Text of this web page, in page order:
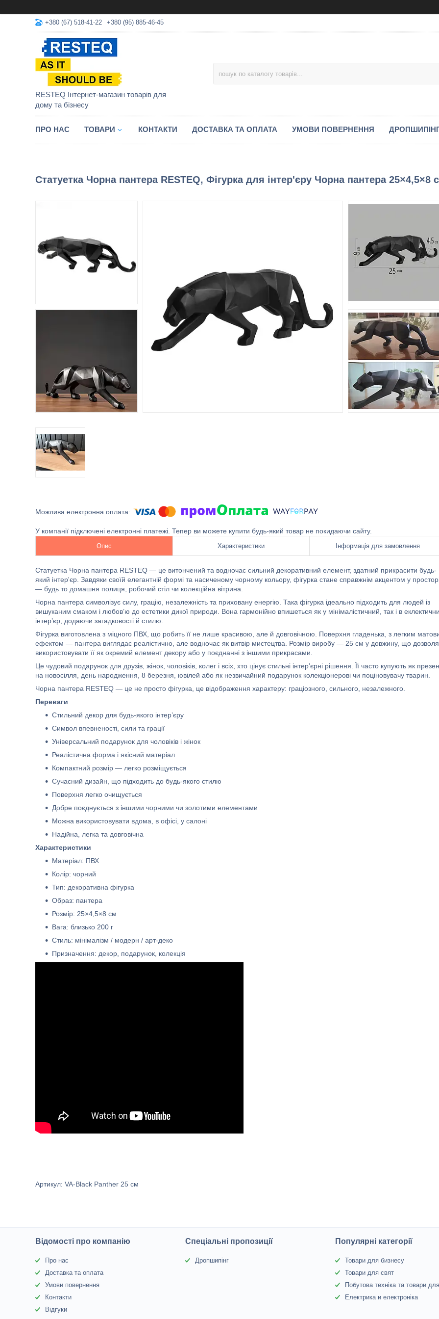
+380 (67) 518-41-22 +380 (95) 885-46-45
RESTEQ Інтернет-магазин товарів для
дому та бізнесу
ПРО НАС ТОВАРИ КОНТАКТИ ДОСТАВКА ТА ОПЛАТА УМОВИ ПОВЕРНЕННЯ
Статуетка Чорна пантера RESTEQ, Фігурка для інтер'єру Чорна пантера 25×4,5×8
У компанії підключені електронні платежі. Тепер ви можете купити будь-який товар не покидаючи сайту.
Опис Характеристики Інформація для замовлення
Статуетка Чорна пантера RESTEQ — це витончений та водночас сильний декоративний елемент, здатний прикрасити будь-
який інтер'єр. Завдяки своїй елегантній формі та насиченому чорному кольору, фігурка стане справжнім акцентом у
— будь то домашня полиця, робочий стіл чи колекційна вітрина.
Чорна пантера символізує силу, грацію, незалежність та приховану енергію. Така фігурка ідеально підходить для людей із
вишуканим смаком і любов’ю до естетики дикої природи. Вона гармонійно впишеться як у мінімалістичний, так і в
інтер’єр, додаючи загадковості й стилю.
Фігурка виготовлена з міцного ПВХ, що робить її не лише красивою, але й довговічною. Поверхня гладенька, з легким
ефектом — пантера виглядає реалістично, але водночас як витвір мистецтва. Розмір виробу — 25 см у довжину, що
використовувати її як окремий елемент декору або у поєднанні з іншими прикрасами.
Це чудовий подарунок для друзів, жінок, чоловіків, колег і всіх, хто цінує стильні інтер’єрні рішення. Її часто купують як
на новосілля, день народження, 8 березня, ювілей або як незвичайний подарунок колекціонерові чи поціновувачу тварин.
Чорна пантера RESTEQ — це не просто фігурка, це відображення характеру: граціозного, сильного, незалежного.
Переваги
Стильний декор для будь-якого інтер’єру
Символ впевненості, сили та грації
Універсальний подарунок для чоловіків і жінок
Реалістична форма і якісний матеріал
Компактний розмір — легко розміщується
Сучасний дизайн, що підходить до будь-якого стилю
Поверхня легко очищується
Добре поєднується з іншими чорними чи золотими елементами
Можна використовувати вдома, в офісі, у салоні
Надійна, легка та довговічна
Характеристики
Матеріал: ПВХ
Колір: чорний
Тип: декоративна фігурка
Образ: пантера
Розмір: 25×4,5×8 см
Вага: близько 200 г
Стиль: мінімалізм / модерн / арт-деко
Призначення: декор, подарунок, колекція
Артикул: VA-Black Panther 25 см
Відомості про компанію
Про нас
Доставка та оплата
Умови повернення
Контакти
Відгуки
Спеціальні пропозиції
Дропшипінг
Популярні категорії
Товари для бизнесу
Товари для свят
Побутова техніка та товари
Електрика и електроніка